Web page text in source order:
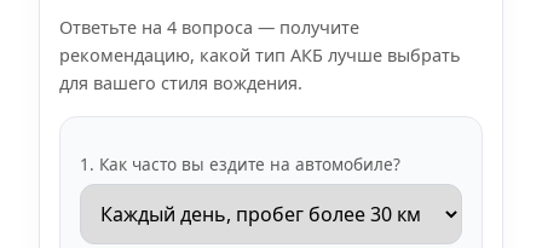
Ответьте на 4 вопроса — получите
рекомендацию, какой тип АКБ лучше выбрать
для вашего стиля вождения.
1. Как часто вы ездите на автомобиле?